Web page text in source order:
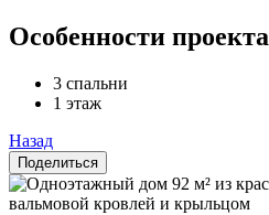
Особенности проекта
3 спальни
1 этаж
Назад
Поделиться